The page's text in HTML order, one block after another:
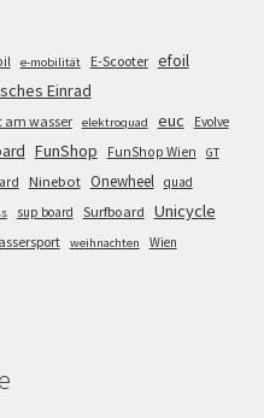
e-mobilität E-Scooter efoil
Einrad
wasser elektroquad euc
Evolve
FunShop FunShop Wien GT
Ninebot Onewheel quad
sup board Surfboard Unicycle
weihnachten
Wien